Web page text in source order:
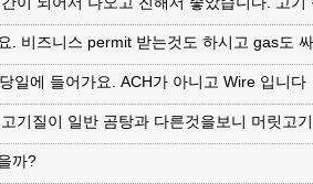
. 비즈니스 permit 받는것도 하시고 gas도
일에 들어가요. ACH가 아니고 Wire 입니다
기질이 일반 곰탕과 다른것을보니 머릿고
까?